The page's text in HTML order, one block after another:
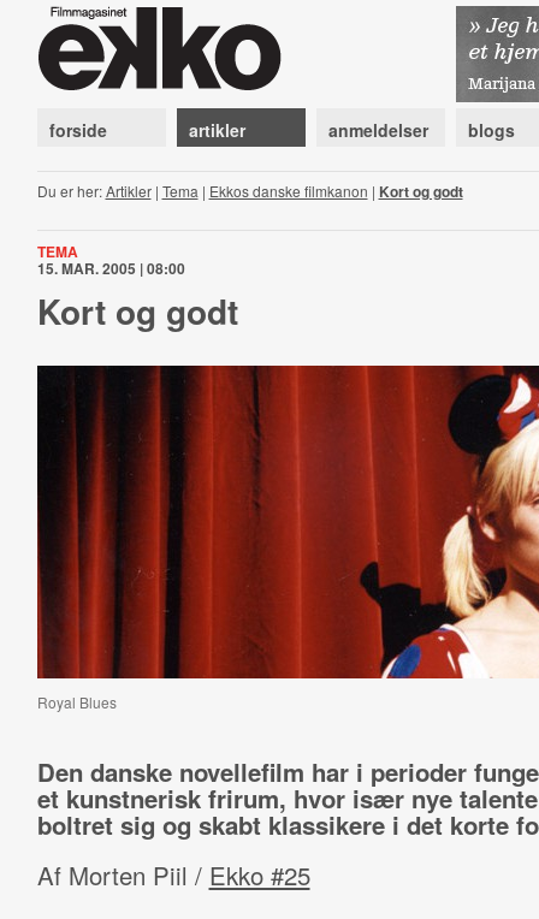
forside artikler anmeldelser blogs
Du er her:Artikler| Tema | Ekkos danske filmkanon | Kort og godt
TEMA
15. MAR. 2005 | 08:00
Kort og godt
Royal Blues
Den danske novellefilm har i perioder
et kunstnerisk frirum, hvor især nye
boltret sig og skabt klassikere i det korte
Af Morten Piil / Ekko #25